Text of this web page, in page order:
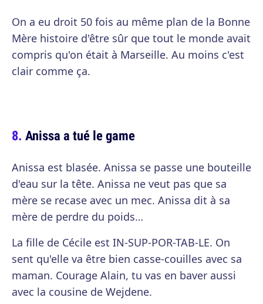
On a eu droit 50 fois au même plan de la Bonne
Mère histoire d'être sûr que tout le monde avait
compris qu'on était à Marseille. Au moins c'est
clair comme ça.
Anissa a tué le game
Anissa est blasée. Anissa se passe une bouteille
d'eau sur la tête. Anissa ne veut pas que sa
mère se recase avec un mec. Anissa dit à sa
mère de perdre du poids…
La fille de Cécile est IN-SUP-POR-TAB-LE. On
sent qu'elle va être bien casse-couilles avec sa
maman. Courage Alain, tu vas en baver aussi
avec la cousine de Wejdene.